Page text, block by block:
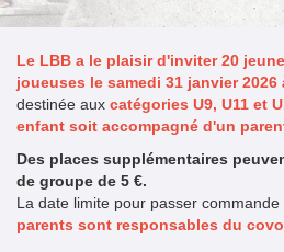
Le LBB a le plaisir d'inviter 20
joueuses le samedi 31 janvier 2026
destinée aux catégories U9, U11 et
enfant soit accompagné d'un
Des places supplémentaires
de groupe de 5 €.
La date limite pour passer commande
parents sont responsables du